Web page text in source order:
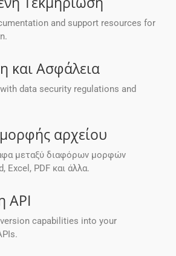
and support resources for
και Ασφάλεια
data security regulations and
αρχείου
μεταξύ διαφόρων μορφών
Excel, PDF και άλλα.
API
capabilities into your